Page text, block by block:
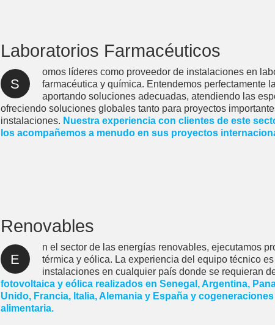
Laboratorios Farmacéuticos
S
omos líderes como proveedor de instalaciones en
farmacéutica y química. Entendemos perfectamente
aportando soluciones adecuadas, atendiendo las
ofreciendo soluciones globales tanto para proyectos
instalaciones. Nuestra experiencia con clientes de este
los acompañemos a menudo en sus proyectos
Renovables
E
n el sector de las energías renovables, ejecutamos
térmica y eólica. La experiencia del equipo técnico
instalaciones en cualquier país donde se requieran
fotovoltaica y eólica realizados en Senegal, Argentina,
Unido, Francia, Italia, Alemania y España y
alimentaria.